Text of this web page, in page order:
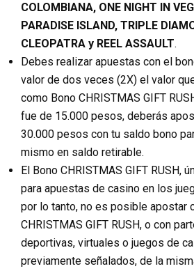
COLOMBIANA, ONE NIGHT IN
PARADISE ISLAND, TRIPLE
CLEOPATRA y REEL ASSAULT.
Debes realizar apuestas con el
valor de dos veces (2X) el valor
como Bono CHRISTMAS GIFT
fue de 15.000 pesos, deberás
30.000 pesos con tu saldo bono
mismo en saldo retirable.
El Bono CHRISTMAS GIFT RUSH,
para apuestas de casino en los
por lo tanto, no es posible apostar
CHRISTMAS GIFT RUSH, o con
deportivas, virtuales o juegos de
previamente señalados, de la